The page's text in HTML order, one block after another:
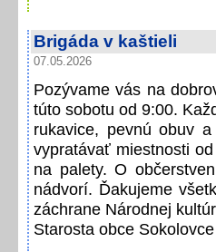
Brigáda v kaštieli
07.05.2026
Pozývame vás na
túto sobotu od 9:00.
rukavice, pevnú obuv
vypratávať miestnosti
na palety. O
nádvorí. Ďakujeme
záchrane Národnej
Starosta obce